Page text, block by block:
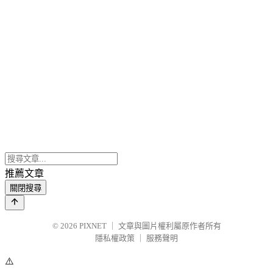
推薦文章
關閉搜尋
© 2026 PIXNET
文章與圖片權利屬原作者所有
隱私權政策
服務聲明
⚠️